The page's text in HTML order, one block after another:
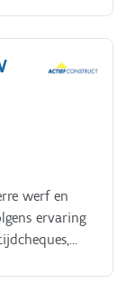
werf en
ervaring
jij onze